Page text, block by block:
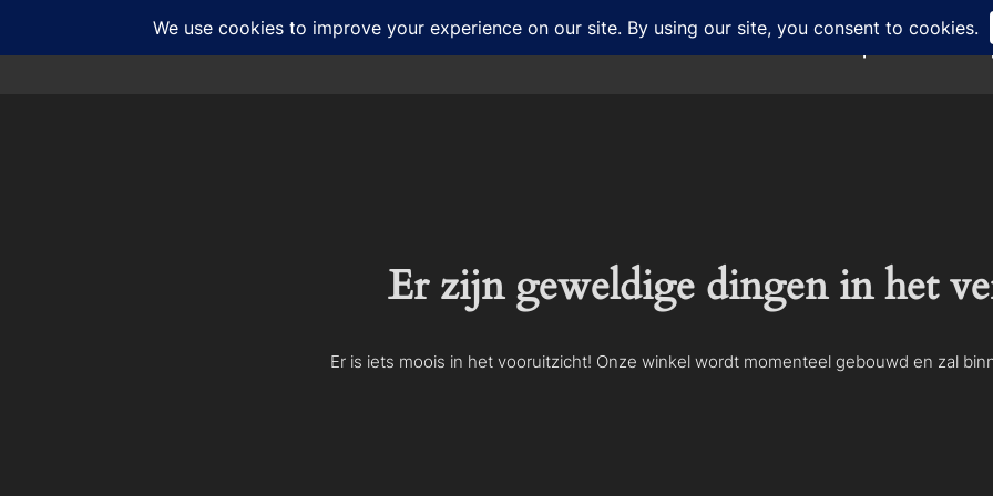
Portfolio
Er zijn geweldige dingen in het
Er is iets moois in het vooruitzicht! Onze winkel wordt momenteel gebouwd en zal